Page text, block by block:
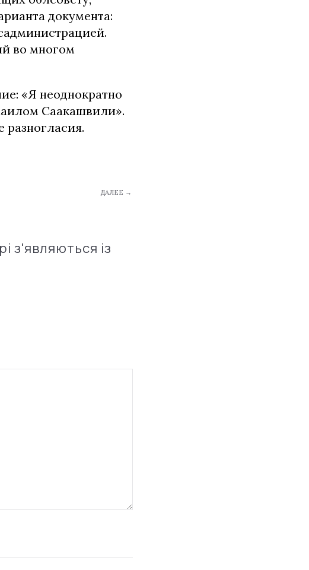
документа:
во многом
«Я неоднократно
Саакашвили».
разногласия.
ДАЛЕЕ →
з'являються із